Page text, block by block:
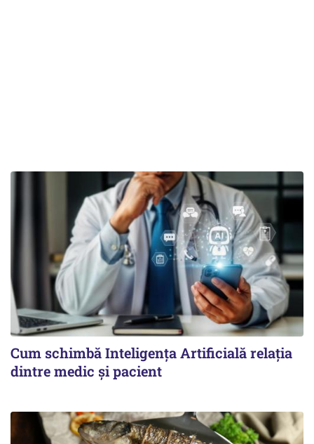
Cum schimbă Inteligența Artificială relația
dintre medic și pacient